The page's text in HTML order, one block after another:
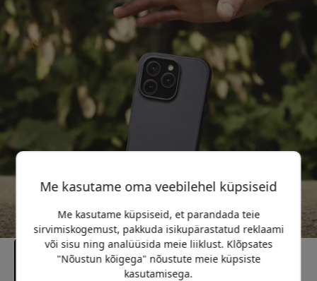
Me kasutame oma veebilehel küpsiseid
Me kasutame küpsiseid, et parandada teie
sirvimiskogemust, pakkuda isikupärastatud reklaami
või sisu ning analüüsida meie liiklust. Klõpsates
"Nõustun kõigega" nõustute meie küpsiste
kasutamisega.